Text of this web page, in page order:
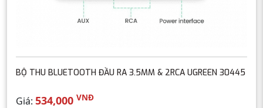
BỘ THU BLUETOOTH ĐẦU RA 3.5MM & 2RCA UGREEN 30445
Giá: 534,000 VNĐ